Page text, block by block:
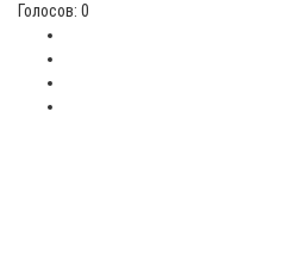
Голосов: 0